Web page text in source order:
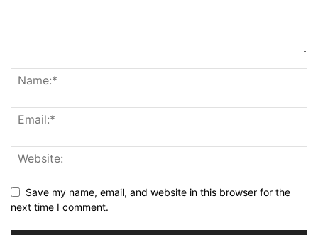
Save my name, email, and website in this browser for the
next time I comment.